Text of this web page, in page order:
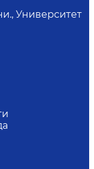
Университет